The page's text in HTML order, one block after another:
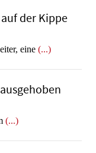
der Kippe
eine (...)
(...)